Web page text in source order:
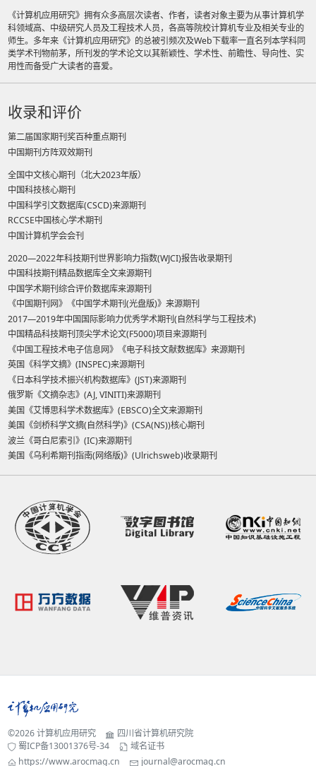
《计算机应用研究》拥有众多高层次读者、作者，读者对象主要为从事计算机学
科领域高、中级研究人员及工程技术人员，各高等院校计算机专业及相关专业的
师生。多年来《计算机应用研究》的总被引频次及Web下载率一直名列本学科同
类学术刊物前茅，所刊发的学术论文以其新颖性、学术性、前瞻性、导向性、实
用性而备受广大读者的喜爱。
收录和评价
第二届国家期刊奖百种重点期刊
中国期刊方阵双效期刊
全国中文核心期刊（北大2023年版）
中国科技核心期刊
中国科学引文数据库(CSCD)来源期刊
RCCSE中国核心学术期刊
中国计算机学会会刊
2020—2022年科技期刊世界影响力指数(WJCI)报告收录期刊
中国科技期刊精品数据库全文来源期刊
中国学术期刊综合评价数据库来源期刊
《中国期刊网》《中国学术期刊(光盘版)》来源期刊
2017—2019年中国国际影响力优秀学术期刊(自然科学与工程技术)
中国精品科技期刊顶尖学术论文(F5000)项目来源期刊
《中国工程技术电子信息网》《电子科技文献数据库》来源期刊
英国《科学文摘》(INSPEC)来源期刊
《日本科学技术振兴机构数据库》(JST)来源期刊
俄罗斯《文摘杂志》(AJ, VINITI)来源期刊
美国《艾博思科学术数据库》(EBSCO)全文来源期刊
美国《剑桥科学文摘(自然科学)》(CSA(NS))核心期刊
波兰《哥白尼索引》(IC)来源期刊
美国《乌利希期刊指南(网络版)》(Ulrichsweb)收录期刊
©2026 计算机应用研究
四川省计算机研究院
蜀ICP备13001376号-34
域名证书
https://www.arocmag.cn
journal@arocmag.cn